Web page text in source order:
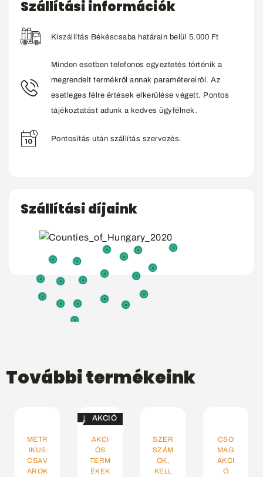
Szállítási információk
Kiszállítás Békéscsaba határain belül 5.000 Ft
Minden esetben telefonos egyeztetés történik a
megrendelt termékről annak paramétereiről. Az
esetleges félre értések elkerülése végett. Pontos
tájékoztatást adunk a kedves ügyfélnek.
Pontosítás után szállítás szervezés.
Szállítási díjaink
További termékeink
VÁLASSZ
OPCIÓT
METR
IKUS
CSAV
AROK
↓ 5%
KOSÁRBA
AKCI
ÓS
TERM
ÉKEK
KOSÁRBA
SZER
SZÁM
OK,
KELL
KOSÁRBA
CSO
MAG
AKCI
Ó